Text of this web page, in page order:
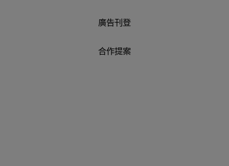
廣告刊登
合作提案